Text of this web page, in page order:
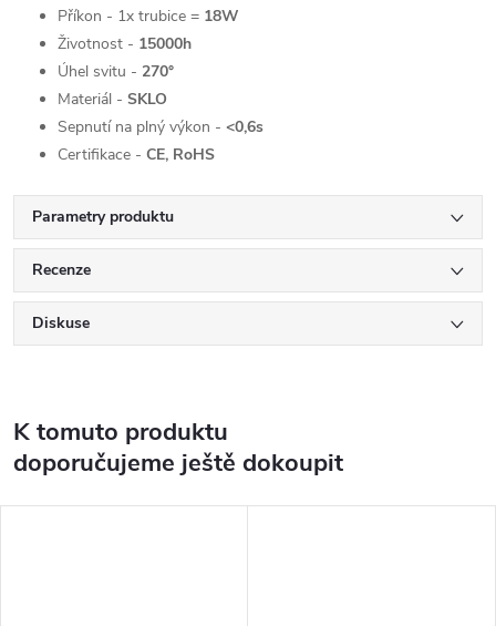
Příkon - 1x trubice = 18W
Životnost - 15000h
Úhel svitu - 270°
Materiál - SKLO
Sepnutí na plný výkon - <0,6s
Certifikace - CE, RoHS
Parametry produktu
Recenze
Diskuse
K tomuto produktu
doporučujeme ještě dokoupit